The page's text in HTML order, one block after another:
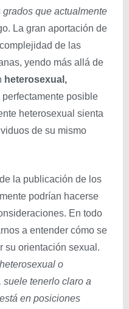
que actualmente
La gran aportación de
de las
yendo más allá de
heterosexual,
perfectamente posible
heterosexual sienta
de su mismo
la publicación de los
podrían hacerse
En todo
a entender cómo se
su orientación sexual.
o
tenerlo claro a
en posiciones